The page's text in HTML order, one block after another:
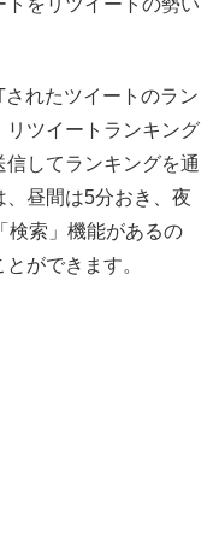
をリツイートの勢い
れたツイートのラン
ツイートランキング
してランキングを通
昼間は5分おき、夜
検索」機能があるの
ができます。